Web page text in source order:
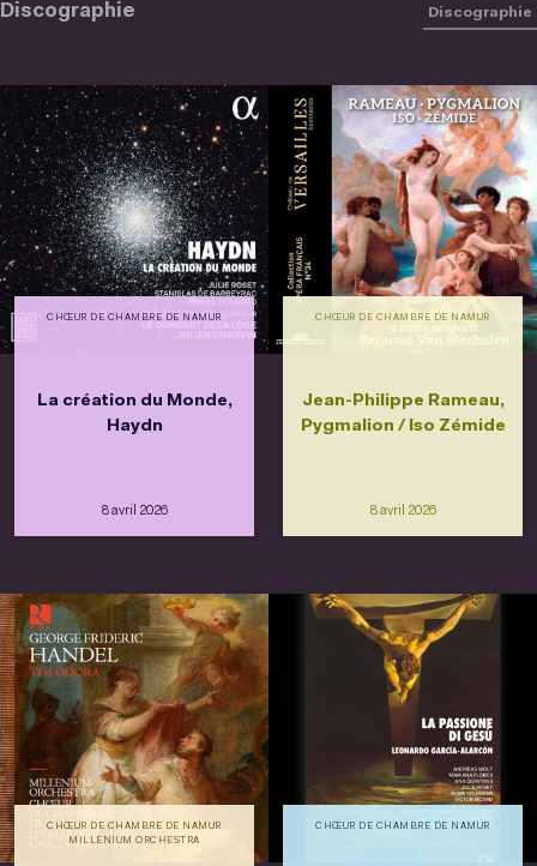
Discographie Discographie
CHŒUR DE CHAMBRE DE NAMUR
La création du Monde,
Haydn
8 avril 2026
CHŒUR DE CHAMBRE DE NAMUR
Jean-Philippe Rameau,
Pygmalion / Iso Zémide
8 avril 2026
CHŒUR DE CHAMBRE DE NAMUR
MILLENIUM ORCHESTRA
CHŒUR DE CHAMBRE DE NAMUR